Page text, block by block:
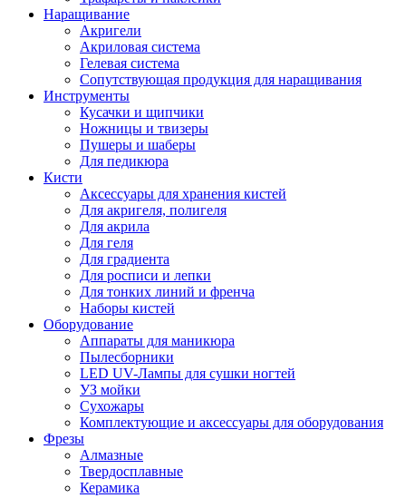
Наращивание
Акригели
Акриловая система
Гелевая система
Сопутствующая продукция для наращивания
Инструменты
Кусачки и щипчики
Ножницы и твизеры
Пушеры и шаберы
Для педикюра
Кисти
Аксессуары для хранения кистей
Для акригеля, полигеля
Для акрила
Для геля
Для градиента
Для росписи и лепки
Для тонких линий и френча
Наборы кистей
Оборудование
Аппараты для маникюра
Пылесборники
LED UV-Лампы для сушки ногтей
УЗ мойки
Сухожары
Комплектующие и аксессуары для оборудования
Фрезы
Алмазные
Твердосплавные
Керамика